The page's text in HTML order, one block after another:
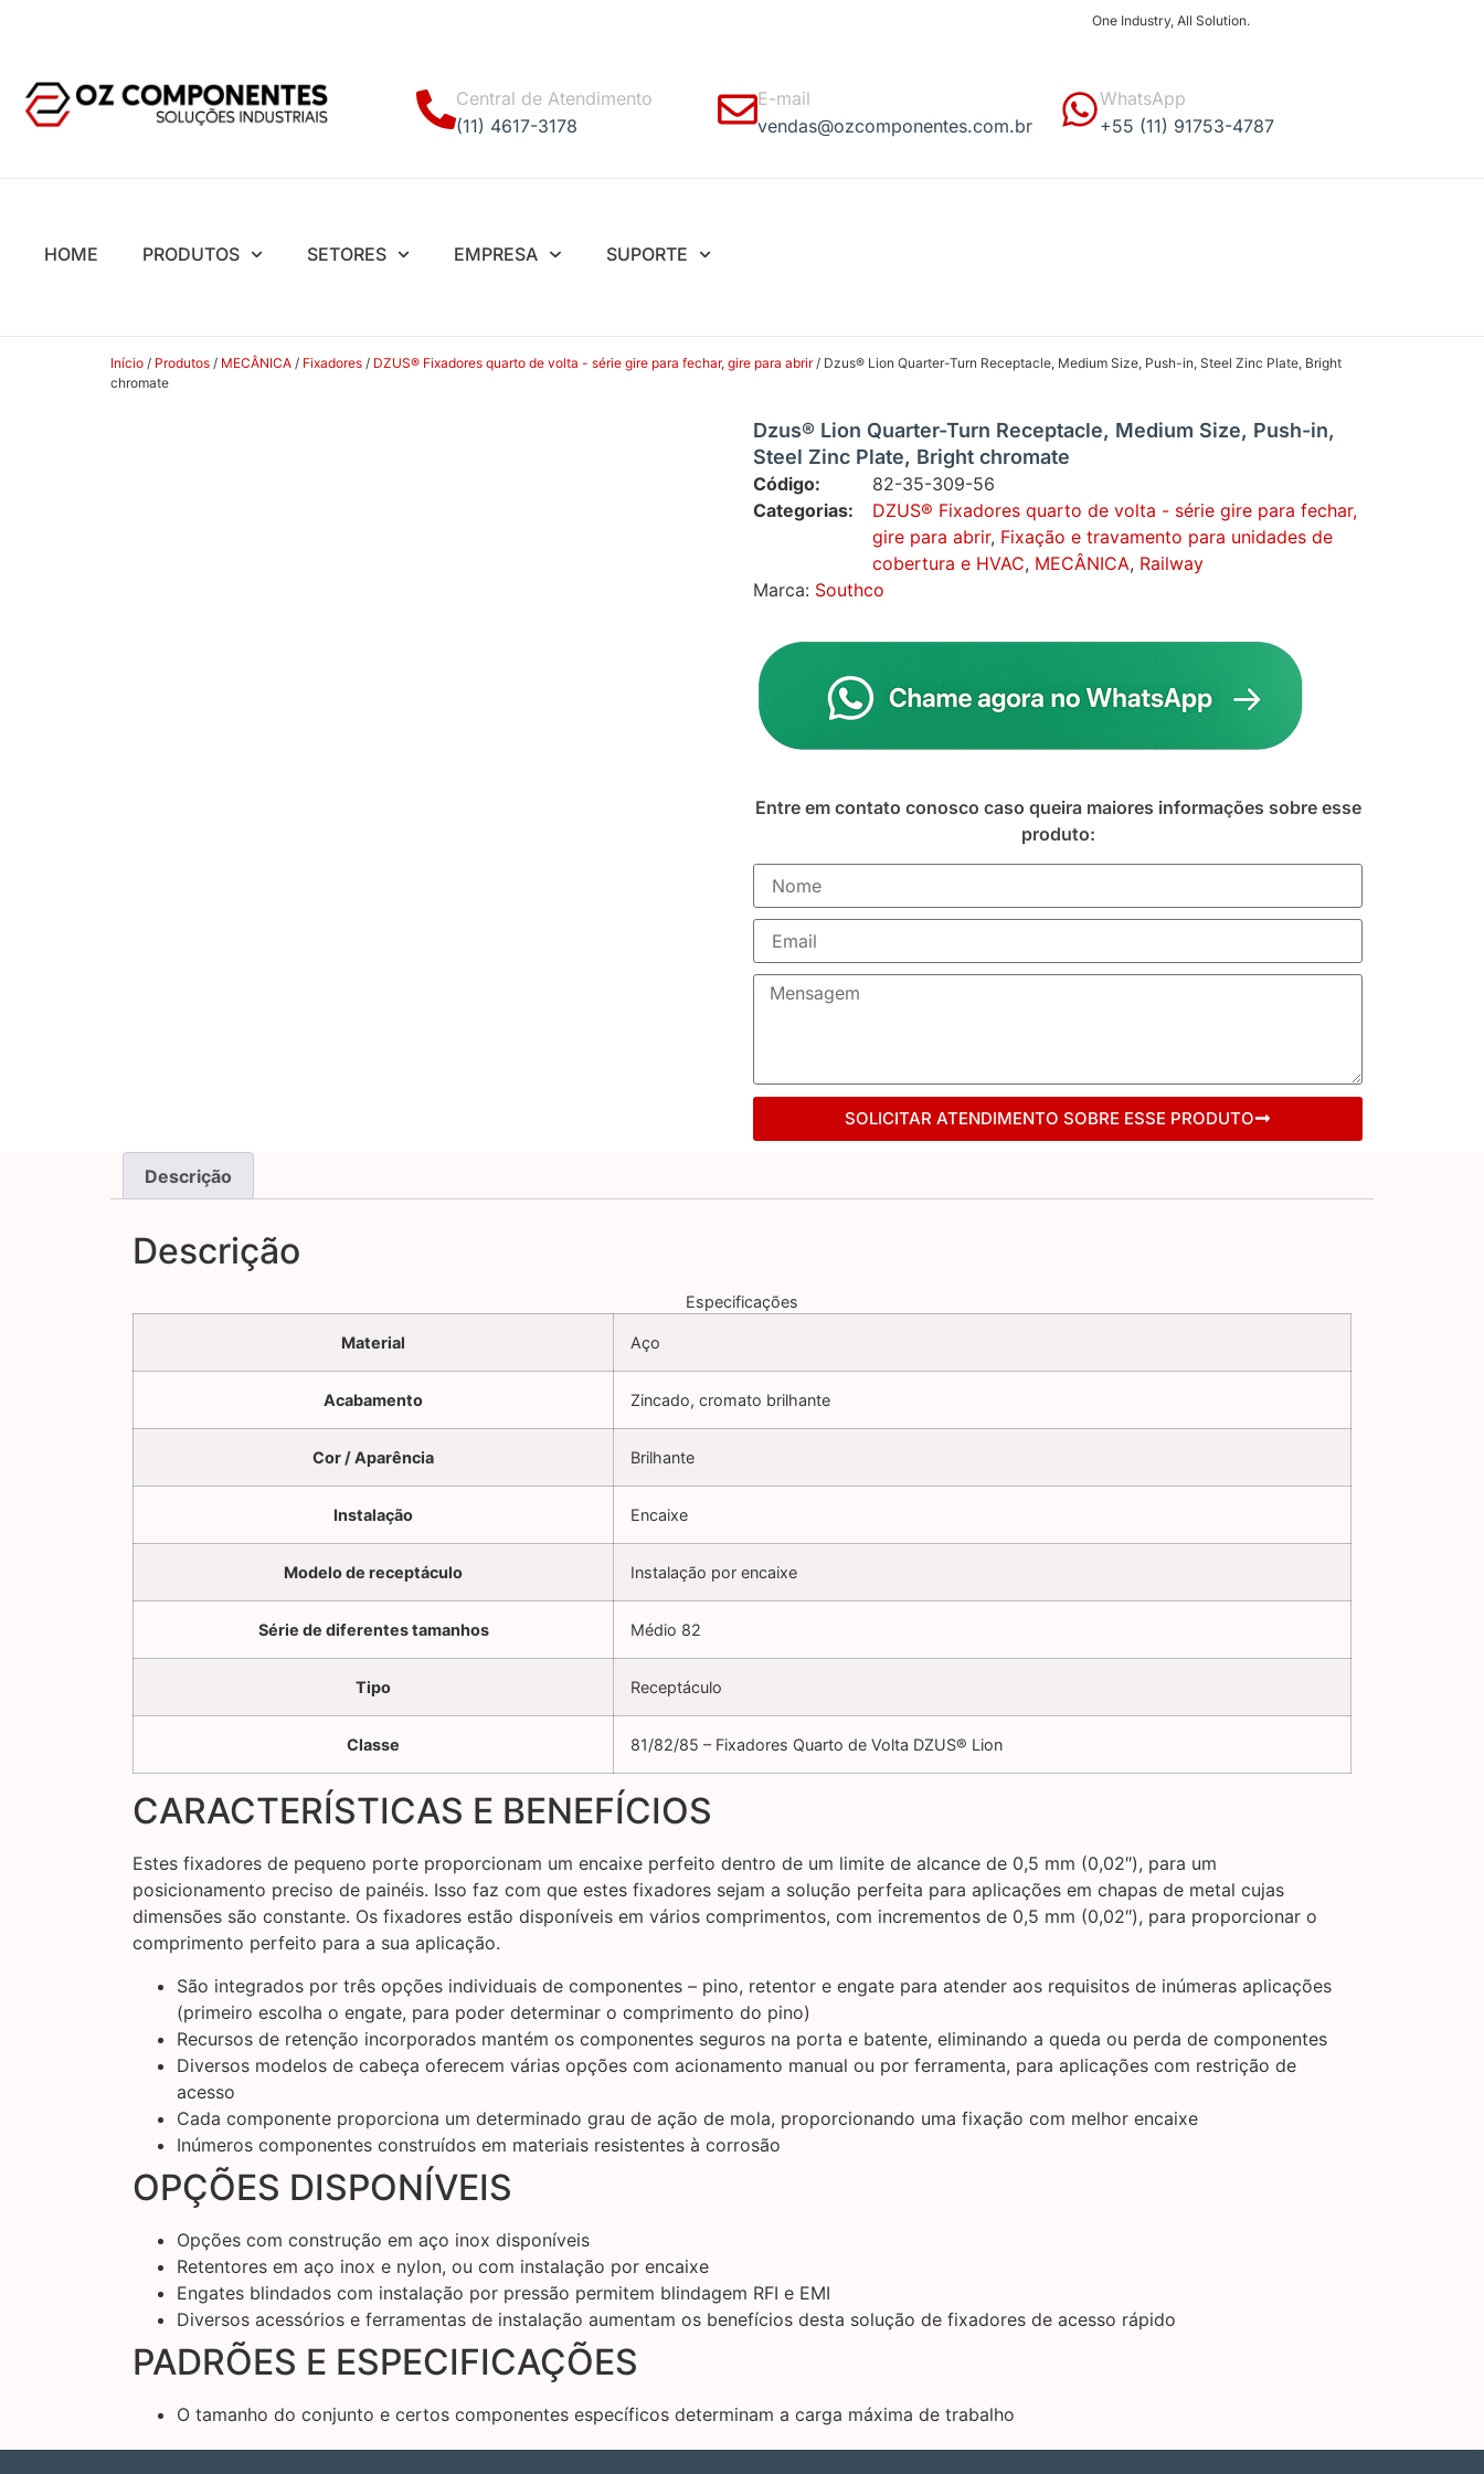
One Industry, All Solution.
Central de Atendimento
(11) 4617-3178
E-mail
vendas@ozcomponentes.com.br
WhatsApp
+55 (11) 91753-4787
HOME PRODUTOS SETORES EMPRESA SUPORTE
Início / Produtos / MECÂNICA / Fixadores / DZUS® Fixadores quarto de volta - série gire para fechar, gire para abrir/ Dzus® Lion Quarter-Turn Receptacle, Medium Size, Push-in, Steel Zinc Plate, Bright
chromate
Dzus® Lion Quarter-Turn Receptacle, Medium Size, Push-in,
Steel Zinc Plate, Bright chromate
Código:
82-35-309-56
Categorias:
DZUS® Fixadores quarto de volta - série gire para fechar,
gire para abrir, Fixação e travamento para unidades de
cobertura e HVAC, MECÂNICA, Railway
Marca: Southco
Entre em contato conosco caso queira maiores informações sobre esse
produto:
SOLICITAR ATENDIMENTO SOBRE ESSE PRODUTO
Descrição
Descrição
Especificações
Material Aço
Acabamento Zincado, cromato brilhante
Cor / Aparência Brilhante
Instalação Encaixe
Modelo de receptáculo Instalação por encaixe
Série de diferentes tamanhos Médio 82
Tipo Receptáculo
Classe 81/82/85 – Fixadores Quarto de Volta DZUS® Lion
CARACTERÍSTICAS E BENEFÍCIOS
Estes fixadores de pequeno porte proporcionam um encaixe perfeito dentro de um limite de alcance de 0,5 mm (0,02″), para um
posicionamento preciso de painéis. Isso faz com que estes fixadores sejam a solução perfeita para aplicações em chapas de metal cujas
dimensões são constante. Os fixadores estão disponíveis em vários comprimentos, com incrementos de 0,5 mm (0,02″), para proporcionar o
comprimento perfeito para a sua aplicação.
São integrados por três opções individuais de componentes – pino, retentor e engate para atender aos requisitos de inúmeras aplicações
(primeiro escolha o engate, para poder determinar o comprimento do pino)
Recursos de retenção incorporados mantém os componentes seguros na porta e batente, eliminando a queda ou perda de componentes
Diversos modelos de cabeça oferecem várias opções com acionamento manual ou por ferramenta, para aplicações com restrição de
acesso
Cada componente proporciona um determinado grau de ação de mola, proporcionando uma fixação com melhor encaixe
Inúmeros componentes construídos em materiais resistentes à corrosão
OPÇÕES DISPONÍVEIS
Opções com construção em aço inox disponíveis
Retentores em aço inox e nylon, ou com instalação por encaixe
Engates blindados com instalação por pressão permitem blindagem RFI e EMI
Diversos acessórios e ferramentas de instalação aumentam os benefícios desta solução de fixadores de acesso rápido
PADRÕES E ESPECIFICAÇÕES
O tamanho do conjunto e certos componentes específicos determinam a carga máxima de trabalho